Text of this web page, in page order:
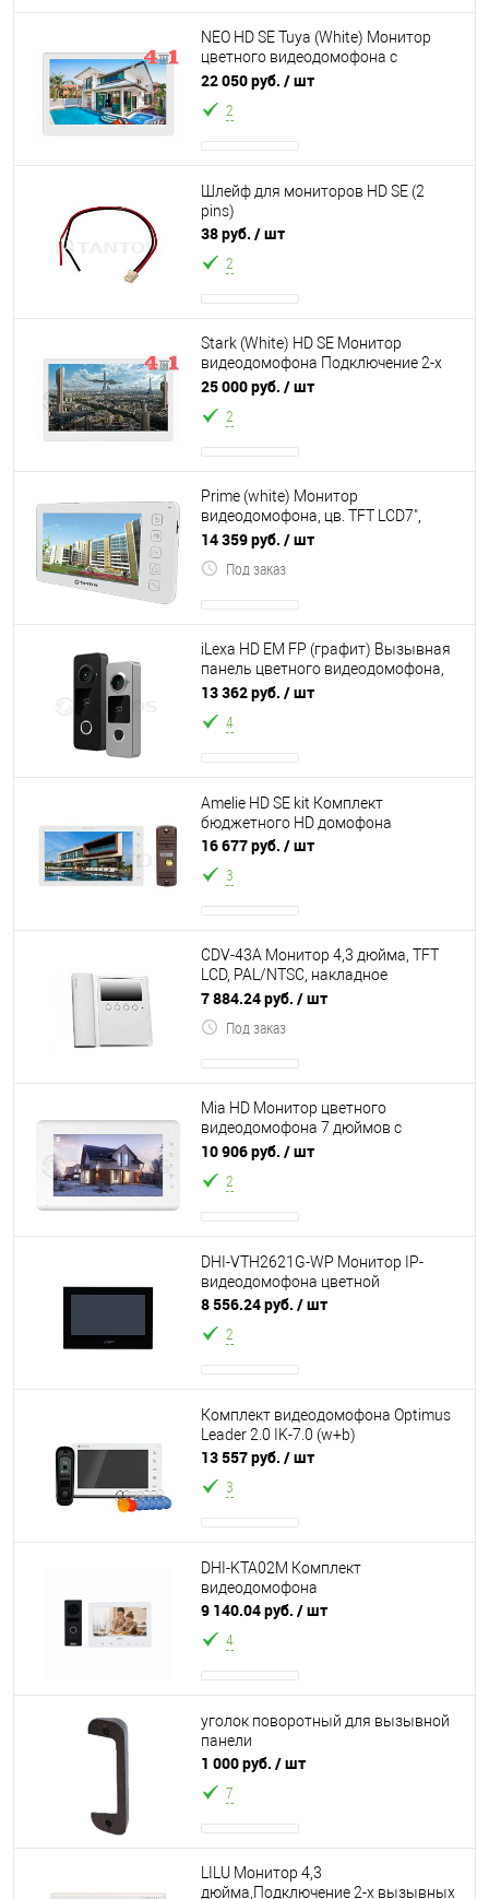
NEO HD SE Tuya (White) Монитор
цветного видеодомофона с
сенсорным IPS экраном 7 дюймов,
22 050 руб. / шт
2
Шлейф для мониторов HD SE (2
pins)
38 руб. / шт
2
Stark (White) HD SE Монитор
видеодомофона Подключение 2-х
вызывных панелей и 2-х
25 000 руб. / шт
2
Prime (white) Монитор
видеодомофона, цв. TFT LCD7",
сенсорные кнопки, Подключение 2-х
14 359 руб. / шт
Под заказ
iLexa HD EM FP (графит) Вызывная
панель цветного видеодомофона,
накладная, видеокамера AHD 1080р
13 362 руб. / шт
4
Amelie HD SE kit Комплект
бюджетного HD домофона
16 677 руб. / шт
3
CDV-43A Монитор 4,3 дюйма, TFT
LCD, PAL/NTSC, накладное
крепление, подключение 2-х
7 884.24 руб. / шт
Под заказ
Mia HD Монитор цветного
видеодомофона 7 дюймов с
сенсорными кнопками с
10 906 руб. / шт
2
DHI-VTH2621G-WP Монитор IP-
видеодомофона цветной
8 556.24 руб. / шт
2
Комплект видеодомофона Optimus
Leader 2.0 IK-7.0 (w+b)
13 557 руб. / шт
3
DHI-KTA02M Комплект
видеодомофона
9 140.04 руб. / шт
4
уголок поворотный для вызывной
панели
1 000 руб. / шт
7
LILU Монитор 4,3
дюйма,Подключение 2-х вызывных